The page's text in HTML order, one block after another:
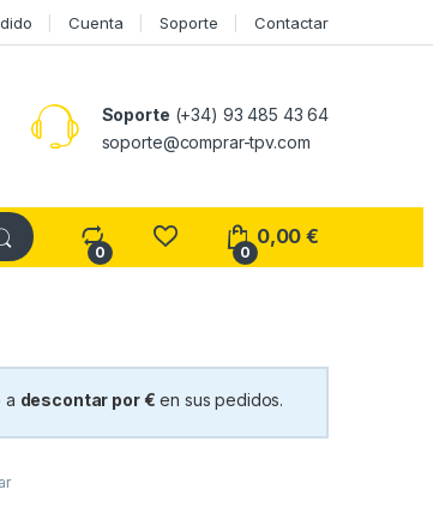
Cuenta Soporte Contactar
Soporte (+34) 93 485 43 64
soporte@comprar-tpv.com
0 0
0,00€
a descontar por € en sus pedidos.